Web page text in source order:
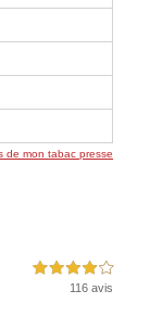
de mon tabac presse
4,0 étoiles sur 5
116 avis